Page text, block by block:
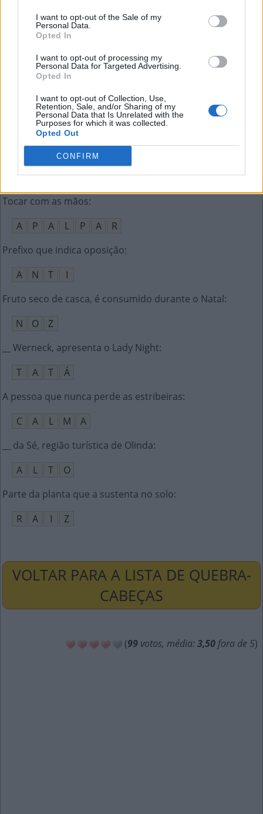
I want to opt-out of the Sale of my
Personal Data.
Opted In
I want to opt-out of processing my
Personal Data for Targeted Advertising.
Opted In
I want to opt-out of Collection, Use,
Retention, Sale, and/or Sharing of my
Personal Data that Is Unrelated with the
Purposes for which it was collected.
Opted Out
CONFIRM
E N
N
Sigla do Instituto Nacional de Estudos e Pesquisas:
N E
P
Batê-la a transforma em manteiga:
A T
A
A oitava letra do alfabeto grego
T
E T
A
Tocar com as mãos:
A
P A L P A
R
Prefixo que indica oposição:
A
N T
I
Fruto seco de casca, é consumido durante o Natal:
N
O
Z
__ Werneck, apresenta o Lady Night:
T
A T
Á
A pessoa que nunca perde as estribeiras:
C
A L M
A
__ da Sé, região turística de Olinda:
A
L T
O
Parte da planta que a sustenta no solo:
R
A I Z
VOLTAR PARA A LISTA DE QUEBRA-
CABEÇAS
(99 votos, média: 3,50 fora de 5)